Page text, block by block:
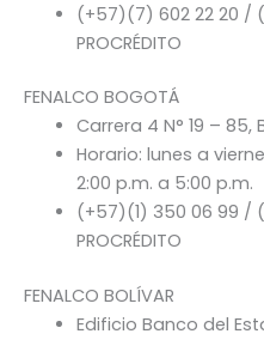
(+57)(7) 602 22 20 /
PROCRÉDITO
FENALCO BOGOTÁ
Carrera 4 N° 19 – 85,
Horario: lunes a
2:00 p.m. a 5:00 p.m.
(+57)(1) 350 06 99 /
PROCRÉDITO
FENALCO BOLÍVAR
Edificio Banco del